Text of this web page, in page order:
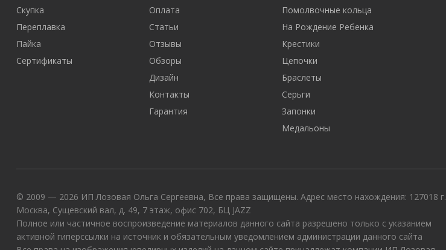
Скупка
Переплавка
Пайка
Сертификаты
Оплата
Статьи
Отзывы
Обзоры
Дизайн
Контакты
Гарантия
Помолвочные кольца
На Рождение Ребенка
Крестики
Цепочки
Браслеты
Серьги
Запонки
Медальоны
© 2009 — 2026 ИП Лозовая Ольга Сергеевна, Все права защищены. Адрес место нахождения: 127018 г.
Москва, Сущевский вал, д. 49, 7 этаж, офис 702, БЦ JAZZ
Полное или частичное воспроизведение материалов данного сайта разрешено только с указанием
активной гиперссылки на источник и обязательным уведомлением администрации данного сайта